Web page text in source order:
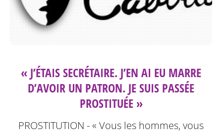
« J’ÉTAIS SECRÉTAIRE. J’EN AI EU MARRE
D’AVOIR UN PATRON. JE SUIS PASSÉE
PROSTITUÉE »
PROSTITUTION - « Vous les hommes, vous